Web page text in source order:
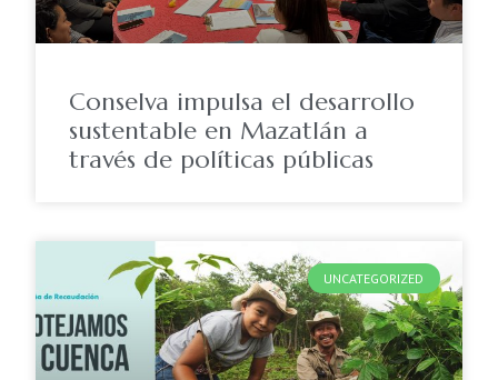
Conselva impulsa el desarrollo
sustentable en Mazatlán a
través de políticas públicas
UNCATEGORIZED